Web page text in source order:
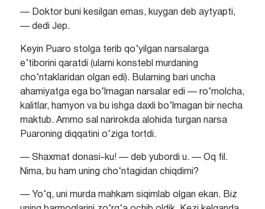
— Doktor buni kesilgan emas, kuygan deb aytyapti,
— dedi Jep.
Keyin Puaro stolga terib qo‘yilgan narsalarga
e’tiborini qaratdi (ularni konstebl murdaning
cho‘ntaklaridan olgan edi). Bularning bari uncha
ahamiyatga ega bo‘lmagan narsalar edi — ro‘molcha,
kalitlar, hamyon va bu ishga daxli bo‘lmagan bir necha
maktub. Ammo sal narirokda alohida turgan narsa
Puaroning diqqatini o‘ziga tortdi.
— Shaxmat donasi-ku! — deb yubordi u. — Oq fil.
Nima, bu ham uning cho‘ntagidan chiqdimi?
— Yo‘q, uni murda mahkam siqimlab olgan ekan. Biz